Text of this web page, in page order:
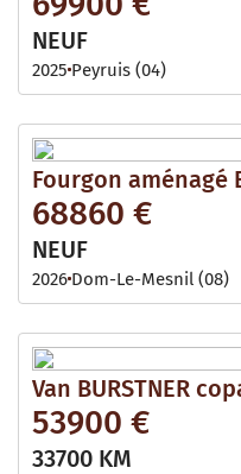
NEUF
2025 Peyruis (04)
Fourgon aménagé
68860 €
NEUF
2026 Dom-Le-Mesnil (08)
Van BURSTNER
53900 €
33700 KM